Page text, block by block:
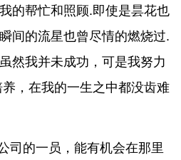
的帮忙和照顾.即使是昙花也
间的流星也曾尽情的燃烧过.
然我并未成功，可是我努力
，在我的一生之中都没齿难
司的一员，能有机会在那里